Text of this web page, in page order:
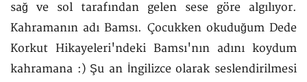
sağ ve sol tarafından gelen sese göre algılıyor.
Kahramanın adı Bamsı. Çocukken okuduğum Dede
Korkut Hikayeleri'ndeki Bamsı'nın adını koydum
kahramana :) Şu an İngilizce olarak seslendirilmesi